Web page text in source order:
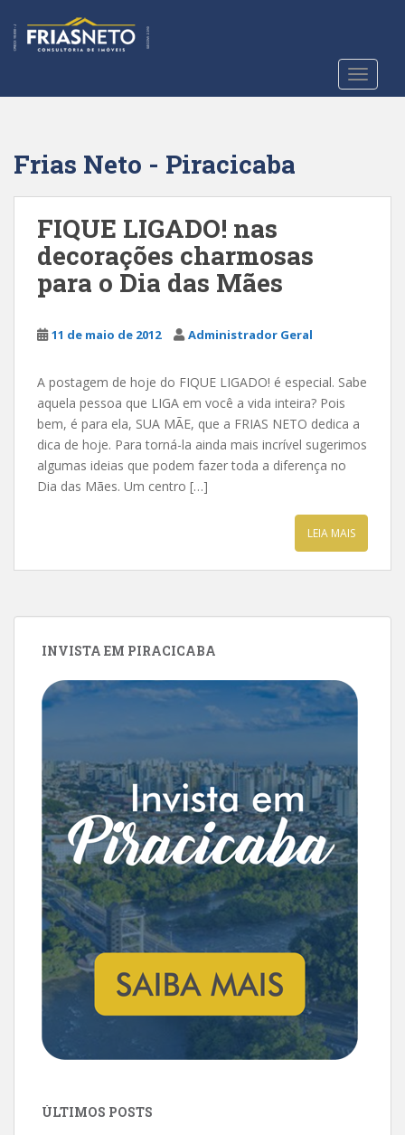
t
Frias Neto - Piracicaba
FIQUE LIGADO! nas
decorações charmosas
para o Dia das Mães
11 de maio de 2012 Administrador Geral
A postagem de hoje do FIQUE LIGADO! é especial. Sabe
aquela pessoa que LIGA em você a vida inteira? Pois
bem, é para ela, SUA MÃE, que a FRIAS NETO dedica a
dica de hoje. Para torná-la ainda mais incrível sugerimos
algumas ideias que podem fazer toda a diferença no
Dia das Mães. Um centro […]
LEIA MAIS
INVISTA EM PIRACICABA
ÚLTIMOS POSTS